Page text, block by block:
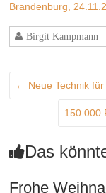
Brandenburg,
Birgit Kampmann
← Neue Technik
150.000
Das
Frohe